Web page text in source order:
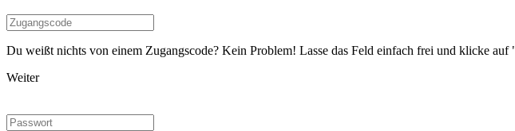
Du weißt nichts von einem Zugangscode? Kein Problem! Lasse das Feld einfach frei und klicke auf
Weiter